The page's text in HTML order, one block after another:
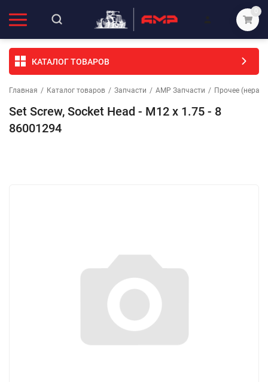
0
КАТАЛОГ ТОВАРОВ
Главная / Каталог товаров / Запчасти / АМР Запчасти / Прочее
Set Screw, Socket Head - M12 x 1.75 - 8
86001294